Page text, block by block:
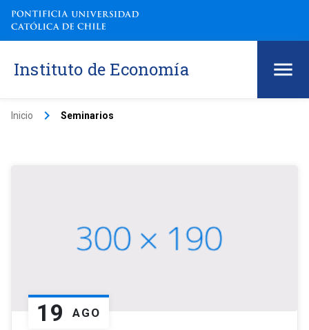
Instituto de Economía
Inicio keyboard_arrow_right Seminarios
19 AGO